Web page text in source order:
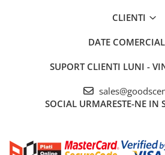
CLIENTI
DATE
SUPORT CLIENTI LUNI -
SOCIAL URMARESTE-NE IN